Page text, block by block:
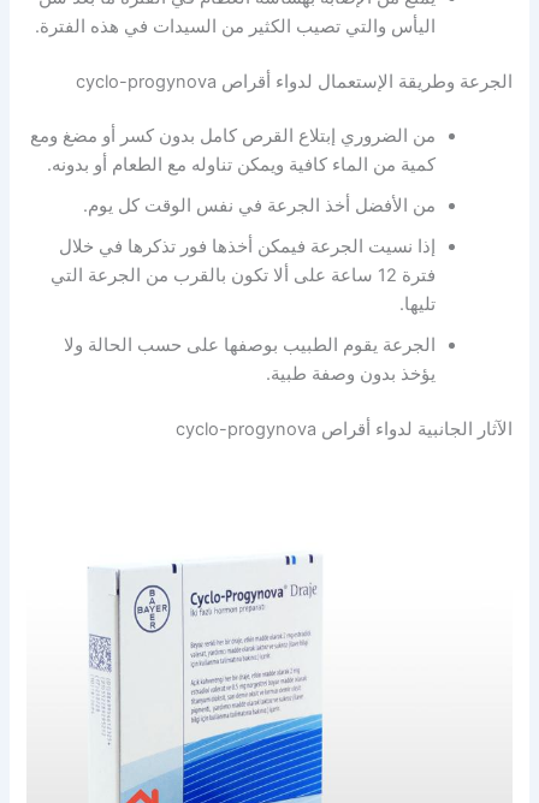
اليأس والتي تصيب الكثير من السيدات في هذه الفترة.
الجرعة وطريقة الإستعمال لدواء أقراص cyclo-progynova
من الضروري إبتلاع القرص كامل بدون كسر أو مضغ ومع
كمية من الماء كافية ويمكن تناوله مع الطعام أو بدونه.
من الأفضل أخذ الجرعة في نفس الوقت كل يوم.
إذا نسيت الجرعة فيمكن أخذها فور تذكرها في خلال
فترة 12 ساعة على ألا تكون بالقرب من الجرعة التي
تليها.
الجرعة يقوم الطبيب بوصفها على حسب الحالة ولا
يؤخذ بدون وصفة طبية.
الآثار الجانبية لدواء أقراص cyclo-progynova